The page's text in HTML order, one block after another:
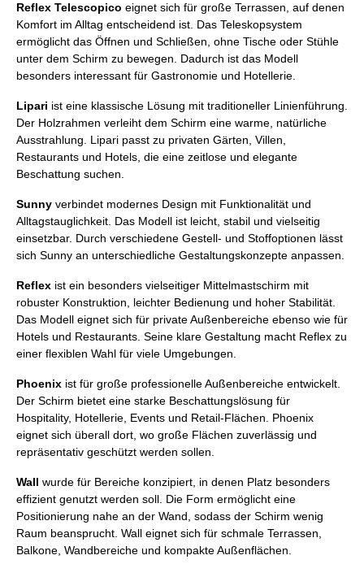
Reflex Telescopico eignet sich für große Terrassen, auf denen
Komfort im Alltag entscheidend ist. Das Teleskopsystem
ermöglicht das Öffnen und Schließen, ohne Tische oder Stühle
unter dem Schirm zu bewegen. Dadurch ist das Modell
besonders interessant für Gastronomie und Hotellerie.
Lipari ist eine klassische Lösung mit traditioneller Linienführung.
Der Holzrahmen verleiht dem Schirm eine warme, natürliche
Ausstrahlung. Lipari passt zu privaten Gärten, Villen,
Restaurants und Hotels, die eine zeitlose und elegante
Beschattung suchen.
Sunny verbindet modernes Design mit Funktionalität und
Alltagstauglichkeit. Das Modell ist leicht, stabil und vielseitig
einsetzbar. Durch verschiedene Gestell- und Stoffoptionen lässt
sich Sunny an unterschiedliche Gestaltungskonzepte anpassen.
Reflex ist ein besonders vielseitiger Mittelmastschirm mit
robuster Konstruktion, leichter Bedienung und hoher Stabilität.
Das Modell eignet sich für private Außenbereiche ebenso wie für
Hotels und Restaurants. Seine klare Gestaltung macht Reflex zu
einer flexiblen Wahl für viele Umgebungen.
Phoenix ist für große professionelle Außenbereiche entwickelt.
Der Schirm bietet eine starke Beschattungslösung für
Hospitality, Hotellerie, Events und Retail-Flächen. Phoenix
eignet sich überall dort, wo große Flächen zuverlässig und
repräsentativ geschützt werden sollen.
Wall wurde für Bereiche konzipiert, in denen Platz besonders
effizient genutzt werden soll. Die Form ermöglicht eine
Positionierung nahe an der Wand, sodass der Schirm wenig
Raum beansprucht. Wall eignet sich für schmale Terrassen,
Balkone, Wandbereiche und kompakte Außenflächen.